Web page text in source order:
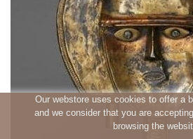
Our webstore uses cookies to offer a
and we consider that you are
browsing the